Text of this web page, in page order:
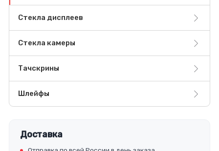
Стекла дисплеев
Стекла камеры
Тачскрины
Шлейфы
Доставка